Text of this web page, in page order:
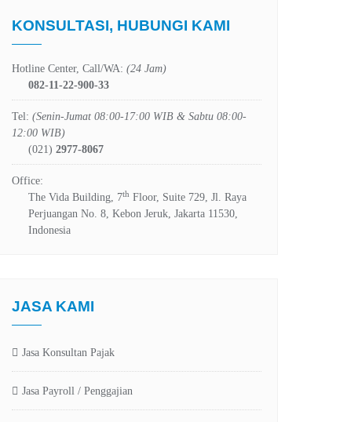
KONSULTASI, HUBUNGI KAMI
Hotline Center, Call/WA: (24 Jam)
082-11-22-900-33
Tel: (Senin-Jumat 08:00-17:00 WIB & Sabtu 08:00-
12:00 WIB)
(021) 2977-8067
Office:
The Vida Building, 7th Floor, Suite 729, Jl. Raya
Perjuangan No. 8, Kebon Jeruk, Jakarta 11530,
Indonesia
JASA KAMI
Jasa Konsultan Pajak
Jasa Payroll / Penggajian